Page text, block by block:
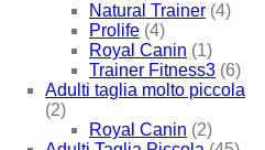
Natural Trainer (4)
Prolife (4)
Royal Canin (1)
Trainer Fitness3 (6)
Adulti taglia molto piccola
(2)
Royal Canin (2)